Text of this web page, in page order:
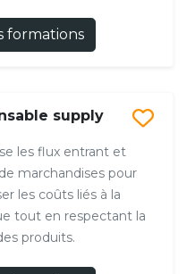
formations
supply
les flux entrant et
marchandises pour
les coûts liés à la
tout en respectant la
produits.